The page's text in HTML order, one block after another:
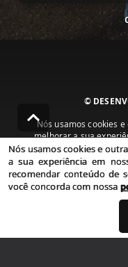
©
Nós usamos cookies
melhorar a sua
publicidade e
nossos serviços, você
Política de
Nós usamos cookies e
a sua experiência em
recomendar conteúdo de
você concorda com nossa